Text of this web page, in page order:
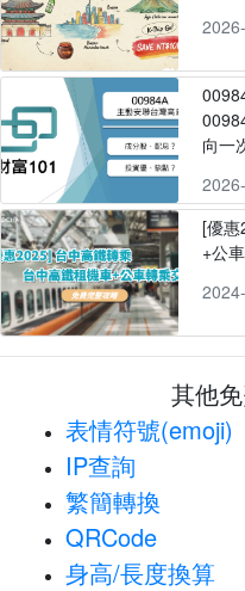
向一
[優惠
+公
其他
表情符號(emoji)
IP查詢
繁簡轉換
QRCode
身高/長度換算